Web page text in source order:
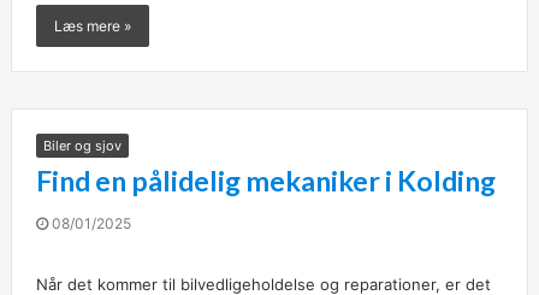
Læs mere »
Biler og sjov
Find en pålidelig mekaniker i Kolding
08/01/2025
Når det kommer til bilvedligeholdelse og reparationer, er det